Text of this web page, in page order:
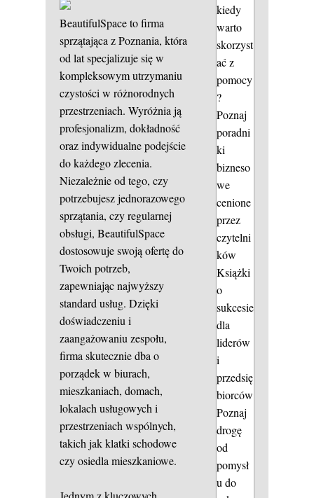
BeautifulSpace to firma
sprzątająca z Poznania, która
od lat specjalizuje się w
kompleksowym utrzymaniu
czystości w różnorodnych
przestrzeniach. Wyróżnia ją
profesjonalizm, dokładność
oraz indywidualne podejście
do każdego zlecenia.
Niezależnie od tego, czy
potrzebujesz jednorazowego
sprzątania, czy regularnej
obsługi, BeautifulSpace
dostosowuje swoją ofertę do
Twoich potrzeb,
zapewniając najwyższy
standard usług. Dzięki
doświadczeniu i
zaangażowaniu zespołu,
firma skutecznie dba o
porządek w biurach,
mieszkaniach, domach,
lokalach usługowych i
przestrzeniach wspólnych,
takich jak klatki schodowe
czy osiedla mieszkaniowe.
kiedy
warto
skorzyst
ać z
pomocy
?
Poznaj
poradni
ki
bizneso
we
cenione
przez
czytelni
ków
Książki
o
sukcesie
dla
liderów
i
przedsię
biorców
Poznaj
drogę
od
pomysł
u do